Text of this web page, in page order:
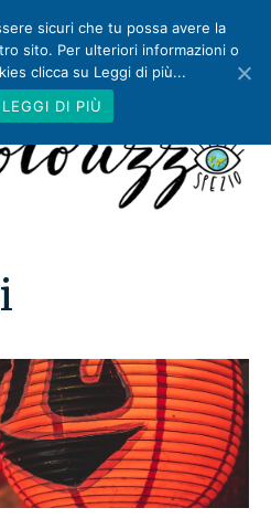
sicuri che tu possa avere la
sito. Per ulteriori informazioni o
clicca su Leggi di più...
LEGGI DI PIÙ